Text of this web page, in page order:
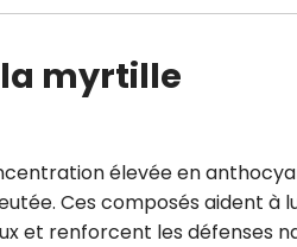
myrtille
élevée en
Ces composés aident à
et renforcent les défenses